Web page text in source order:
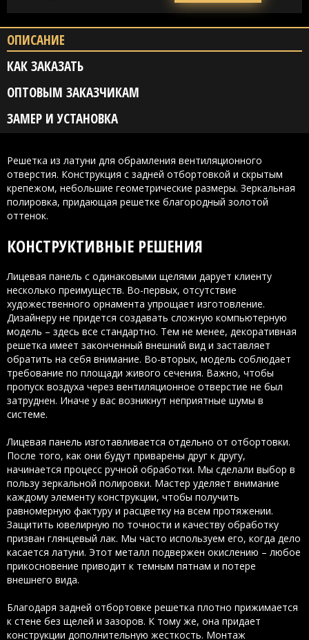
ОПИСАНИЕ
КАК ЗАКАЗАТЬ
ОПТОВЫМ ЗАКАЗЧИКАМ
ЗАМЕР И УСТАНОВКА
Решетка из латуни для обрамления вентиляционного
отверстия. Конструкция с задней отбортовкой и скрытым
крепежом, небольшие геометрические размеры. Зеркальная
полировка, придающая решетке благородный золотой
оттенок.
КОНСТРУКТИВНЫЕ РЕШЕНИЯ
Лицевая панель с одинаковыми щелями дарует клиенту
несколько преимуществ. Во-первых, отсутствие
художественного орнамента упрощает изготовление.
Дизайнеру не придется создавать сложную компьютерную
модель – здесь все стандартно. Тем не менее, декоративная
решетка имеет законченный внешний вид и заставляет
обратить на себя внимание. Во-вторых, модель соблюдает
требование по площади живого сечения. Важно, чтобы
пропуск воздуха через вентиляционное отверстие не был
затруднен. Иначе у вас возникнут неприятные шумы в
системе.
Лицевая панель изготавливается отдельно от отбортовки.
После того, как они будут приварены друг к другу,
начинается процесс ручной обработки. Мы сделали выбор в
пользу зеркальной полировки. Мастер уделяет внимание
каждому элементу конструкции, чтобы получить
равномерную фактуру и расцветку на всем протяжении.
Защитить ювелирную по точности и качеству обработку
призван глянцевый лак. Мы часто используем его, когда дело
касается латуни. Этот металл подвержен окислению – любое
прикосновение приводит к темным пятнам и потере
внешнего вида.
Благодаря задней отбортовке решетка плотно прижимается
к стене без щелей и зазоров. К тому же, она придает
конструкции дополнительную жесткость. Монтаж